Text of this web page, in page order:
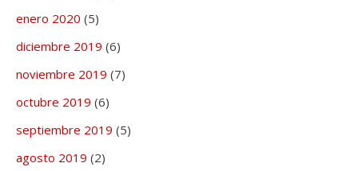
enero 2020 (5)
diciembre 2019 (6)
noviembre 2019 (7)
octubre 2019 (6)
septiembre 2019 (5)
agosto 2019 (2)